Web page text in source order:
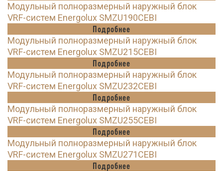
Модульный полноразмерный наружный блок
VRF-систем Energolux SMZU190CEBI
Подробнее
Модульный полноразмерный наружный блок
VRF-систем Energolux SMZU215CEBI
Подробнее
Модульный полноразмерный наружный блок
VRF-систем Energolux SMZU232CEBI
Подробнее
Модульный полноразмерный наружный блок
VRF-систем Energolux SMZU255CEBI
Подробнее
Модульный полноразмерный наружный блок
VRF-систем Energolux SMZU271CEBI
Подробнее